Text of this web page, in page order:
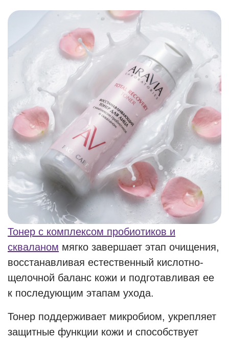
Тонер с комплексом пробиотиков и
скваланом мягко завершает этап очищения,
восстанавливая естественный кислотно-
щелочной баланс кожи и подготавливая ее
к последующим этапам ухода.
Тонер поддерживает микробиом, укрепляет
защитные функции кожи и способствует